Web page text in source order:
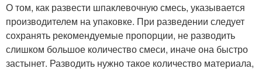
О том, как развести шпаклевочную смесь, указывается
производителем на упаковке. При разведении следует
сохранять рекомендуемые пропорции, не разводить
слишком большое количество смеси, иначе она быстро
застынет. Разводить нужно такое количество материала,